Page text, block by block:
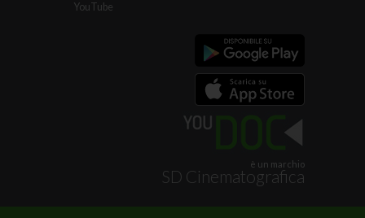
YouTube
è un marchio
SD Cinematografica